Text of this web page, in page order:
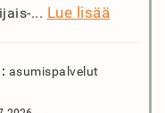
... Lue lisää
asumispalvelut